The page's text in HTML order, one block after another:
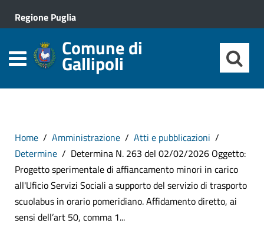
Regione Puglia
Comune di
Gallipoli
Home Amministrazione
Atti e pubblicazioni
Determine
Determina N. 263 del 02/02/2026 Oggetto:
Progetto sperimentale di affiancamento minori in carico
all'Uficio Servizi Sociali a supporto del servizio di trasporto
scuolabus in orario pomeridiano. Affidamento diretto, ai
sensi dell’art 50, comma 1...